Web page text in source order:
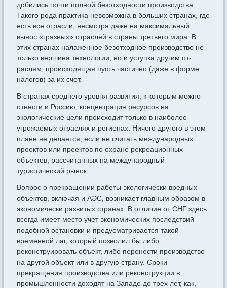
добились почти полной безотходности производства.
Такого рода практика невозможна в больших странах, где
есть все отрас­ли, несмотря даже на максимальный
вынос «грязных» отраслей в страны третьего мира. В
этих странах налаженное безотходное про­изводство не
только вершина технологии, но и уступка другим от­
раслям, происходящая пусть частично (даже в форме
налогов) за их счет.
В странах среднего уровня развития, к которым можно
отнести и Россию, концентрация ресурсов на
экологические цели происхо­дит только в наиболее
угрожаемых отраслях и регионах. Ничего другого в этом
плане не делается, если не считать международных
проектов или проектов по охране рекреационных
объектов, рассчи­танных на международный
туристический рынок.
Вопрос о прекращении работы экологически вредных
объектов, включая и АЭС, возникает главным образом в
экономически разви­тых странах. В отличие от СНГ здесь
всегда имеет место учет эко­номических последствий
подобной остановки и предусматривается такой
временной лаг, который позволил бы либо
реконструировать объект, либо перенести производство
на другой объект или в дру­гую страну. Сроки
прекращения производства или реконструкции в
промышленности доходят на Западе до трех лет, как,